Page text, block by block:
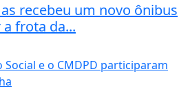
recebeu um novo ônibus
frota da...